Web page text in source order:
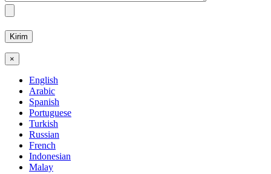
×
English
Arabic
Spanish
Portuguese
Turkish
Russian
French
Indonesian
Malay